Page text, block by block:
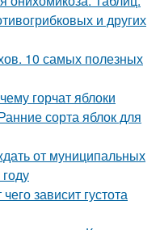
и других
10 самых полезных
горчат яблоки
сорта яблок для
от муниципальных
зависит густота